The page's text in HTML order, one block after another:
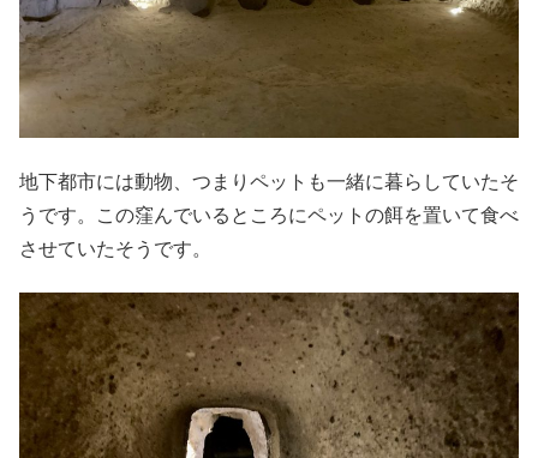
地下都市には動物、つまりペットも一緒に暮らしていたそ
うです。この窪んでいるところにペットの餌を置いて食べ
させていたそうです。